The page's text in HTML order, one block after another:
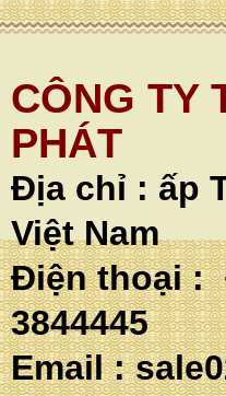
CÔNG TY
PHÁT
Địa chỉ : ấp
Việt Nam
Điện thoại :
3844445
Email :